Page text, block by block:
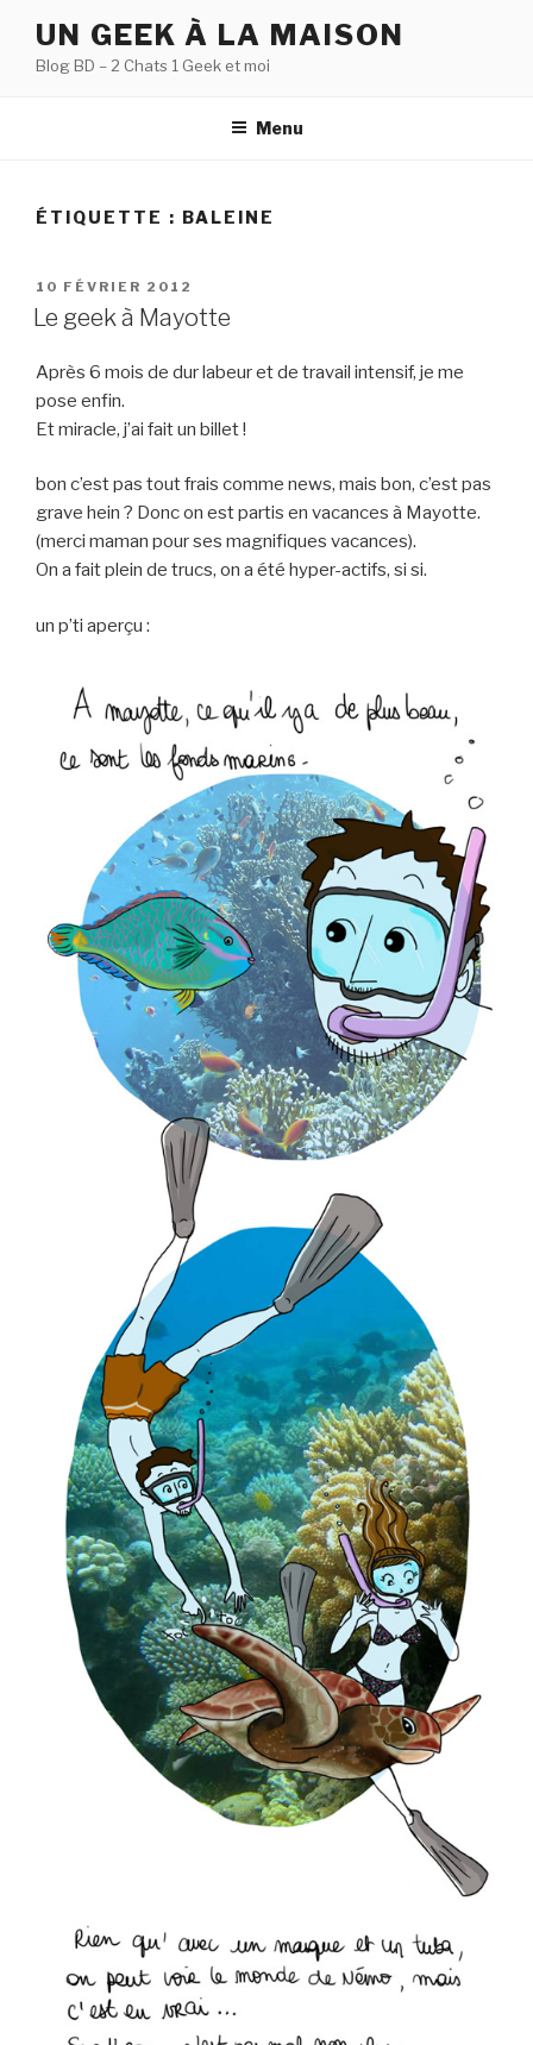
contenu
UN GEEK À LA MAISON
Blog BD – 2 Chats 1 Geek et moi
Menu
ÉTIQUETTE : BALEINE
PUBLIÉ
LE
10 FÉVRIER 2012
Le geek à Mayotte
Après 6 mois de dur labeur et de travail intensif, je me
pose enfin.
Et miracle, j’ai fait un billet !
bon c’est pas tout frais comme news, mais bon, c’est pas
grave hein ? Donc on est partis en vacances à Mayotte.
(merci maman pour ses magnifiques vacances).
On a fait plein de trucs, on a été hyper-actifs, si si.
un p’ti aperçu :